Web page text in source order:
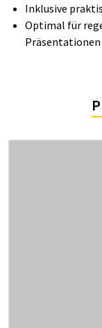
Inklusive
Optimal für
Präsentationen